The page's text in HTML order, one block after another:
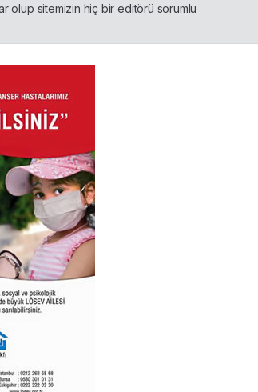
olup sitemizin hiç bir editörü sorumlu